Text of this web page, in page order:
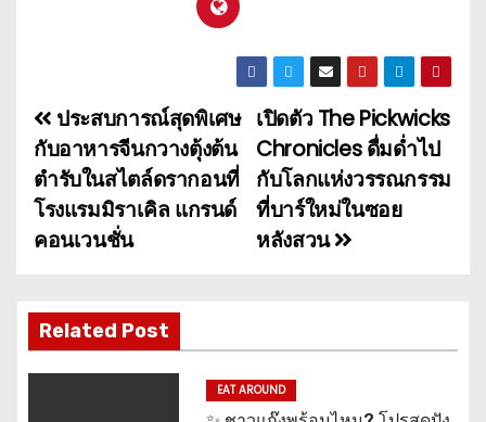
แ
น
ะ
น
ว
เปิดตัว The Pickwicks
Chronicles ดื่มด่ำไป
กับโลกแห่งวรรณกรรม
ที่บาร์ใหม่ในซอย
หลังสวน
ประสบการณ์สุดพิเศษ
กับอาหารจีนกวางตุ้งต้น
ตำรับในสไตล์ดรากอนที่
โรงแรมมิราเคิล แกรนด์
คอนเวนชั่น
Related Post
EAT AROUND